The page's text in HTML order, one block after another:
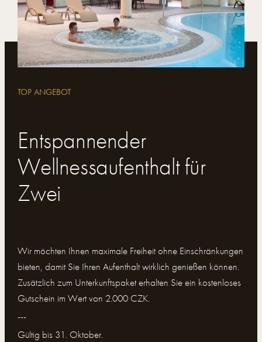
TOP ANGEBOT
Entspannender
Wellnessaufenthalt für
Zwei
Wir möchten Ihnen maximale Freiheit ohne Einschränkungen
bieten, damit Sie Ihren Aufenthalt wirklich genießen können.
Zusätzlich zum Unterkunftspaket erhalten Sie ein kostenloses
Gutschein im Wert von 2.000 CZK.
---
Gültig bis 31. Oktober.